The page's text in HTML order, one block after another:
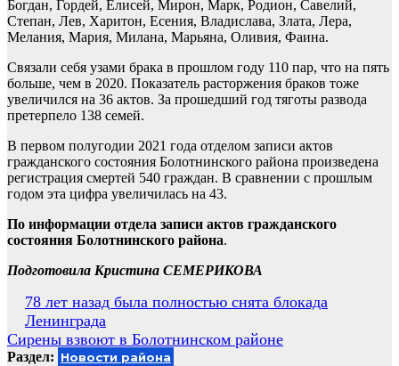
Богдан, Гордей, Елисей, Мирон, Марк, Родион, Савелий,
Степан, Лев, Харитон, Есения, Владислава, Злата, Лера,
Мелания, Мария, Милана, Марьяна, Оливия, Фаина.
Связали себя узами брака в прошлом году 110 пар, что на пять
больше, чем в 2020. Показатель расторжения браков тоже
увеличился на 36 актов. За прошедший год тяготы развода
претерпело 138 семей.
В первом полугодии 2021 года отделом записи актов
гражданского состояния Болотнинского района произведена
регистрация смертей 540 граждан. В сравнении с прошлым
годом эта цифра увеличилась на 43.
По информации отдела записи актов гражданского
состояния Болотнинского района.
Подготовила Кристина СЕМЕРИКОВА
Навигация
по
записям
78 лет назад была полностью снята блокада
Ленинграда
Сирены взвоют в Болотнинском районе
Раздел: Новости района